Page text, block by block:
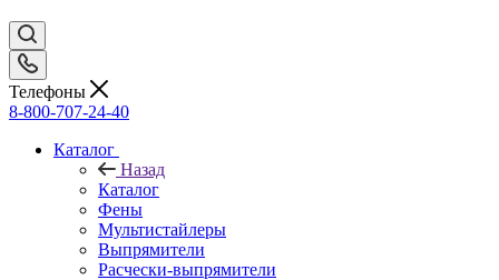
Телефоны
8-800-707-24-40
Каталог
Назад
Каталог
Фены
Мультистайлеры
Выпрямители
Расчески-выпрямители